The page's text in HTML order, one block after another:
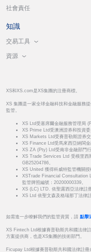
社會責任
知識
交易工具
資源
XS和XS.com是XS集團的注冊商標。
XS 集團是一家全球金融科技和金融服務
監管。
XS Ltd受塞席爾金融服務管理局
XS Prime Ltd受澳洲證券和投資
XS Markets Ltd受賽普勒斯證券
XS Finance Ltd受馬來西亞納閩
XS ZA (Pty) Ltd受南非金融部門
XS Trade Services Ltd 受模里西
GB25204786。
XS United 獲得科威特監管機關授
XSTrade Financial Consultation
監管牌照編號：20200000339。
XS (LC) LTD. 依聖露西亞法律註
XS Ltd 依聖文森及格瑞那丁法律
如需進一步瞭解我們的監管資質，請 點擊
XS Fintech Ltd根據賽普勒斯共和國法律
方案提供商，也是XS集團的技術部門。
Ficupay Ltd根據賽普勒斯共和國法律註